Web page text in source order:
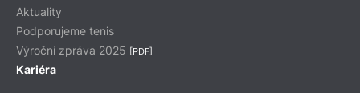
Aktuality
Podporujeme tenis
Výroční zpráva 2025 [PDF]
Kariéra